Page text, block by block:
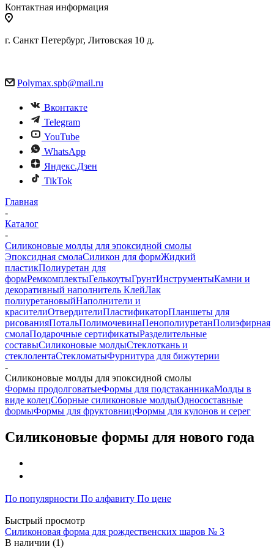
Контактная информация
г. Санкт Петербург, Литовская 10 д.
Polymax.spb@mail.ru
Вконтакте
Telegram
YouTube
WhatsApp
Яндекс.Дзен
TikTok
Главная
-
Каталог
-
Силиконовые молды для эпоксидной смолы
Эпоксидная смолаСиликон для формЖидкий
пластикПолиуретан для
формРемкомплектыГелькоутыГрунтИнструментыКамни и
декоративный наполнитель КлейЛак
полиуретановыйНаполнители и
красителиОтвердителиПластификаторПланшеты для
рисованияПотальПолимочевинаПенополиуретанПолиэфирная
смолаПодарочные сертификатыРазделительные
составыСиликоновые молдыСтеклоткань и
стеклолентаСтекломатыФурнитура для бижутерии
-
Силиконовые молды для эпоксидной смолы
Формы продолговатыеФормы для подстаканникаМолды в
виде колецСборные силиконовые молдыОдносоставные
формыФормы для фруктовницФормы для кулонов и серег
Силиконовые формы для нового года
По популярности По алфавиту По цене
Быстрый просмотр
Силиконовая форма для рождественских шаров № 3
В наличии (1)